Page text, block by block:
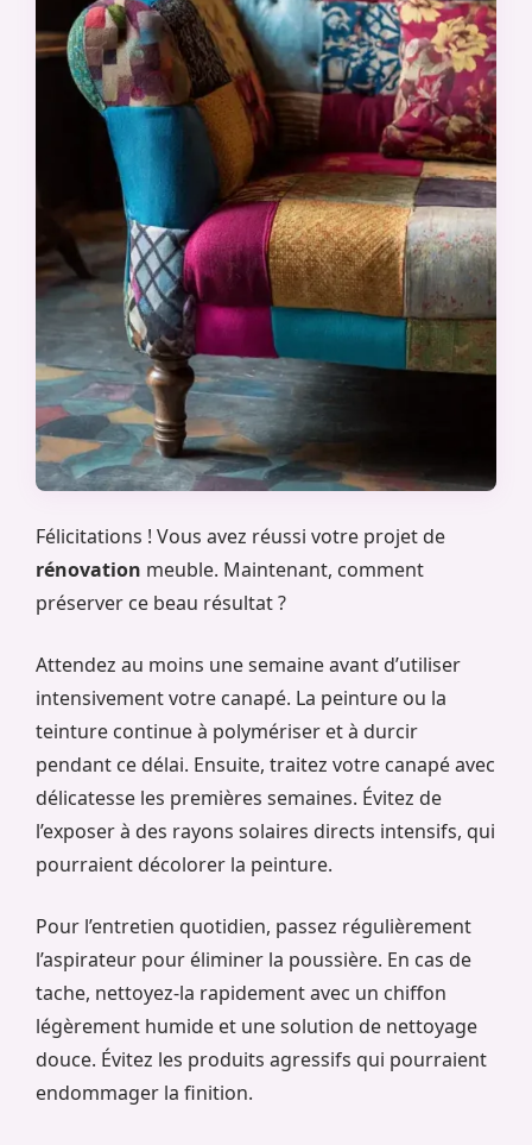
Félicitations ! Vous avez réussi votre projet de
rénovation meuble. Maintenant, comment
préserver ce beau résultat ?
Attendez au moins une semaine avant d’utiliser
intensivement votre canapé. La peinture ou la
teinture continue à polymériser et à durcir
pendant ce délai. Ensuite, traitez votre canapé avec
délicatesse les premières semaines. Évitez de
l’exposer à des rayons solaires directs intensifs, qui
pourraient décolorer la peinture.
Pour l’entretien quotidien, passez régulièrement
l’aspirateur pour éliminer la poussière. En cas de
tache, nettoyez-la rapidement avec un chiffon
légèrement humide et une solution de nettoyage
douce. Évitez les produits agressifs qui pourraient
endommager la finition.